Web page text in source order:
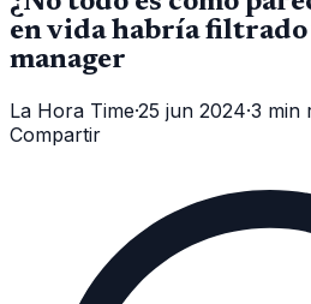
en vida habría filtrado
manager
La Hora Time·25 jun 2024·3 min
Compartir